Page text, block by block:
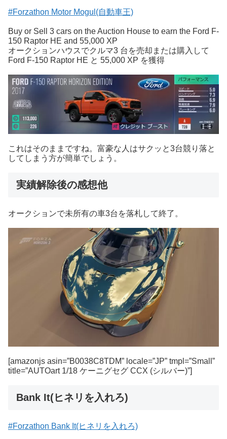
#Forzathon Motor Mogul(自動車王)
Buy or Sell 3 cars on the Auction House to earn the Ford F-
150 Raptor HE and 55,000 XP
オークションハウスでクルマ3 台を売却または購入して
Ford F-150 Raptor HE と 55,000 XP を獲得
これはそのままですね。富豪な人はサクッと3台競り落と
してしまう方が簡単でしょう。
実績解除後の感想他
オークションで未所有の車3台を落札して終了。
[amazonjs asin=”B0038C8TDM” locale=”JP” tmpl=”Small”
title=”AUTOart 1/18 ケーニグセグ CCX (シルバー)”]
Bank It(ヒネリを入れろ)
#Forzathon Bank It(ヒネリを入れろ)